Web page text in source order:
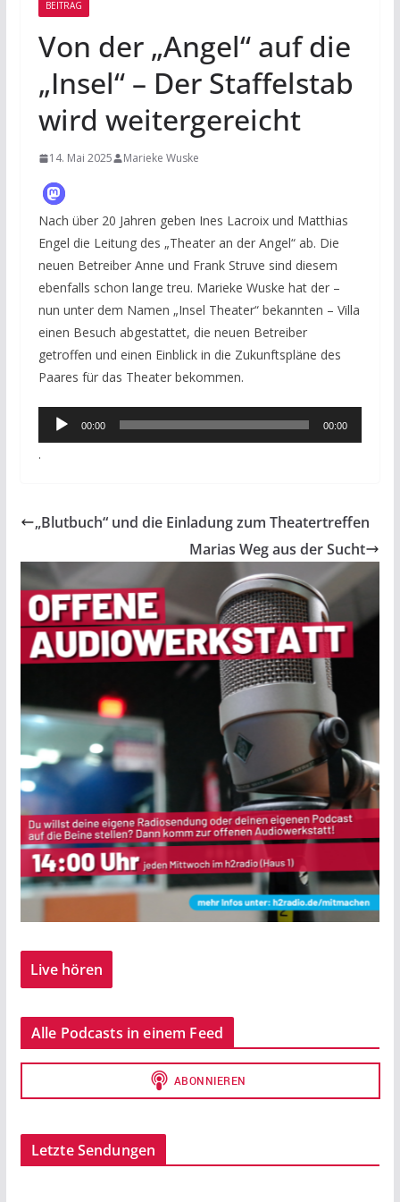
BEITRAG
Von der „Angel“ auf die
„Insel“ – Der Staffelstab
wird weitergereicht
14. Mai 2025 Marieke Wuske
Nach über 20 Jahren geben Ines Lacroix und Matthias
Engel die Leitung des „Theater an der Angel“ ab. Die
neuen Betreiber Anne und Frank Struve sind diesem
ebenfalls schon lange treu. Marieke Wuske hat der –
nun unter dem Namen „Insel Theater“ bekannten – Villa
einen Besuch abgestattet, die neuen Betreiber
getroffen und einen Einblick in die Zukunftspläne des
Paares für das Theater bekommen.
Audio-
Player
00:00 00:00
.
„Blutbuch“ und die Einladung zum Theatertreffen
Marias Weg aus der Sucht
Live hören
Alle Podcasts in einem Feed
Letzte Sendungen